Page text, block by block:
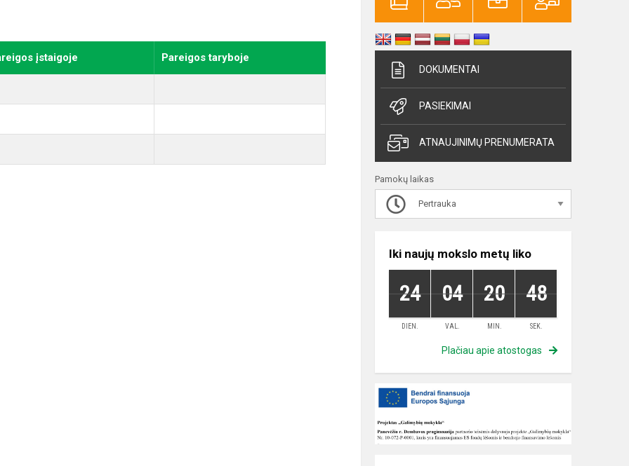
įstaigoje Pareigos taryboje
DOKUMENTAI
PASIEKIMAI
ATNAUJINIMŲ PRENUMERATA
Pamokų laikas
Pertrauka
Iki naujų mokslo metų liko
24 04 20 47
DIEN. VAL. MIN. SEK.
Plačiau apie atostogas